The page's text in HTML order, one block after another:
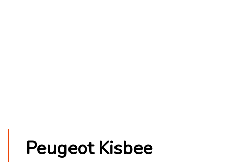
Peugeot Kisbee